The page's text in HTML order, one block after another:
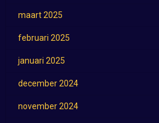
maart 2025
februari 2025
januari 2025
december 2024
november 2024